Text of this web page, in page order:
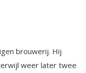
brouwerij. Hij
weer later twee